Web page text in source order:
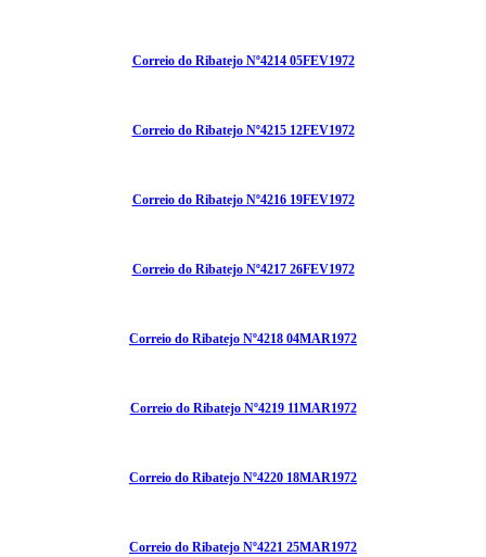
Correio do Ribatejo Nº4214 05FEV1972
Correio do Ribatejo Nº4215 12FEV1972
Correio do Ribatejo Nº4216 19FEV1972
Correio do Ribatejo Nº4217 26FEV1972
Correio do Ribatejo Nº4218 04MAR1972
Correio do Ribatejo Nº4219 11MAR1972
Correio do Ribatejo Nº4220 18MAR1972
Correio do Ribatejo Nº4221 25MAR1972